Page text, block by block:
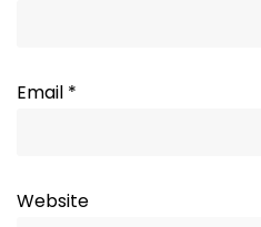
Email *
Website